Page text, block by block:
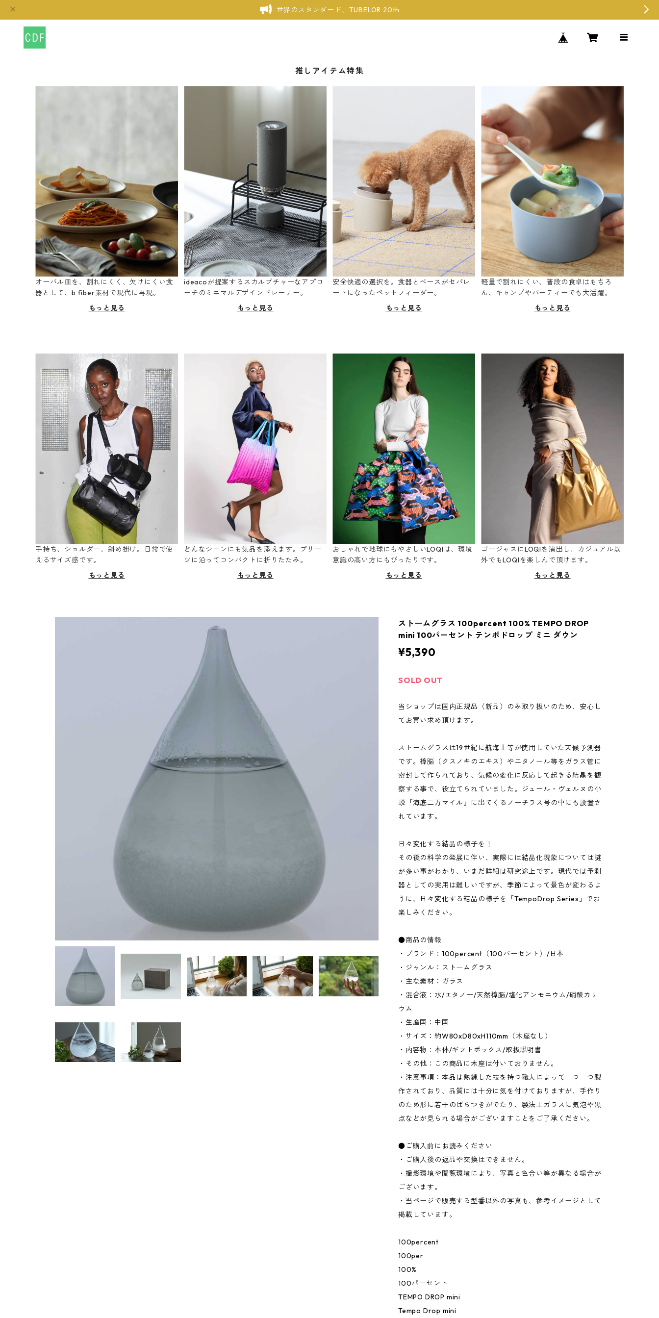
世界のスタンダード、TUBELOR 20th
推しアイテム特集
オーバル皿を、割れにくく、欠けにくい食
器として、b fiber素材で現代に再現。
もっと見る
ideacoが提案するスカルプチャーなアプロ
ーチのミニマルデザインドレーナー。
もっと見る
安全快適の選択を。食器とベースがセパレ
ートになったペットフィーダー。
もっと見る
軽量で割れにくい、普段の食卓はもちろ
ん、キャンプやパーティーでも大活躍。
もっと見る
手持ち、ショルダー、斜め掛け。日常で使
えるサイズ感です。
もっと見る
どんなシーンにも気品を添えます。プリー
ツに沿ってコンパクトに折りたたみ。
もっと見る
おしゃれで地球にもやさしいLOQIは、環境
意識の高い方にもぴったりです。
もっと見る
ゴージャスにLOQIを演出し、カジュアル以
外でもLOQIを楽しんで頂けます。
もっと見る
ストームグラス 100percent 100% TEMPO DROP
mini 100パーセント テンポドロップ ミニ ダウン
¥5,390
SOLD OUT
当ショップは国内正規品（新品）のみ取り扱いのため、安心し
てお買い求め頂けます。
ストームグラスは19世紀に航海士等が使用していた天候予測器
です。樟脳（クスノキのエキス）やエタノール等をガラス管に
密封して作られており、気候の変化に反応して起きる結晶を観
察する事で、役立てられていました。ジュール・ヴェルヌの小
説『海底二万マイル』に出てくるノーチラス号の中にも設置さ
れています。
日々変化する結晶の様子を！
その後の科学の発展に伴い、実際には結晶化現象については謎
が多い事がわかり、いまだ詳細は研究途上です。現代では予測
器としての実用は難しいですが、季節によって景色が変わるよ
うに、日々変化する結晶の様子を「TempoDrop Series」でお
楽しみください。
●商品の情報
・ブランド：100percent（100パーセント）/日本
・ジャンル：ストームグラス
・主な素材：ガラス
・混合液：水/エタノー/天然樟脳/塩化アンモニウム/硝酸カリ
ウム
・生産国：中国
・サイズ：約W80xD80xH110mm（木座なし）
・内容物：本体/ギフトボックス/取扱説明書
・その他：この商品に木座は付いておりません。
・注意事項：本品は熟練した技を持つ職人によって一つ一つ製
作されており、品質には十分に気を付けておりますが、手作り
のため形に若干のばらつきがでたり、製法上ガラスに気泡や黒
点などが見られる場合がございますことをご了承ください。
●ご購入前にお読みください
・ご購入後の返品や交換はできません。
・撮影環境や閲覧環境により、写真と色合い等が異なる場合が
ございます。
・当ページで販売する型番以外の写真も、参考イメージとして
掲載しています。
100percent
100per
100%
100パーセント
TEMPO DROP mini
Tempo Drop mini